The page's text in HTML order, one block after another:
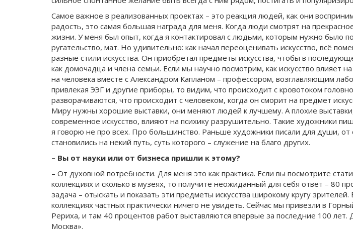
Самое важное в реализованных проектах – это реакция людей, как они
радость, это самая большая награда для меня. Когда люди смотрят на
жизни. У меня был опыт, когда я контактировал с людьми, которым нужно было
ругательство, мат. Но удивительно: как начал переоценивать искусство, всё
разные стили искусства. Он приобретал предметы искусства, чтобы в
как домочадца и члена семьи. Если мы научно посмотрим, как искусство влияет
на человека вместе с Александром Капланом – профессором, возглавляющим
привлекая ЭЭГ и другие приборы, то видим, что происходит с кровотоком
разворачиваются, что происходит с человеком, когда он сморит на предмет
Миру нужны хорошие выставки, они меняют людей к лучшему. А плохие
современное искусство, влияют на психику разрушительно. Такие художники
я говорю не про всех. Про большинство. Раньше художники писали для души, от
становились на некий путь, суть которого – служение на благо других.
– Вы от науки или от бизнеса пришли к этому?
– От духовной потребности. Для меня это как практика. Если вы посмотрите
коллекциях и сколько в музеях, то получите неожиданный для себя ответ – 80
задача – отыскать и показать эти предметы искусства широкому кругу
коллекциях частных практически ничего не увидеть. Сейчас мы привезли в
Рериха, и там 40 процентов работ выставляются впервые за последние 100
Москва».